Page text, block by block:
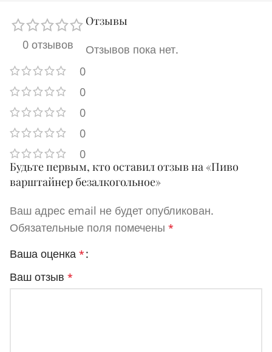
0 отзывов
0
0
0
0
0
Отзывы
Отзывов пока нет.
Будьте первым, кто оставил отзыв на «Пиво
варштайнер безалкогольное»
Ваш адрес email не будет опубликован.
Обязательные поля помечены *
Ваша оценка *
Ваш отзыв *